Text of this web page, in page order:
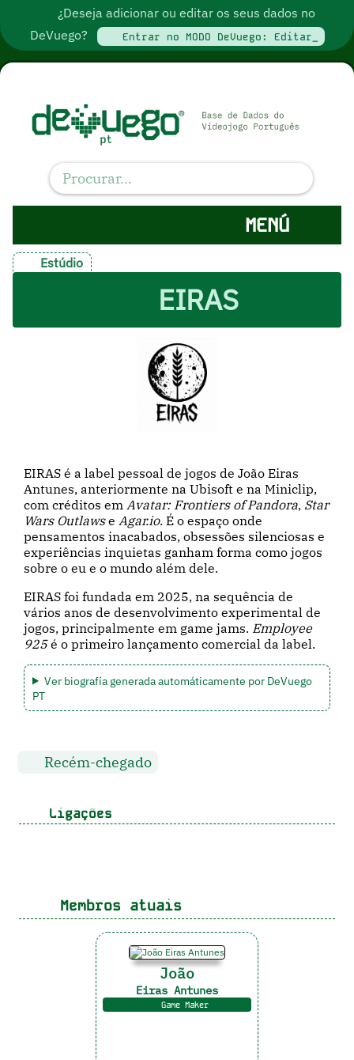
¿Deseja adicionar ou editar os seus dados no
DeVuego?
Entrar no MODO DeVuego: Editar_
MENÚ
Estúdio
EIRAS
EIRAS é a label pessoal de jogos de João Eiras
Antunes, anteriormente na Ubisoft e na Miniclip,
com créditos em Avatar: Frontiers of Pandora, Star
Wars Outlawse Agar.io. É o espaço onde
pensamentos inacabados, obsessões silenciosas e
experiências inquietas ganham forma como jogos
sobre o eu e o mundo além dele.
EIRAS foi fundada em 2025, na sequência de
vários anos de desenvolvimento experimental de
jogos, principalmente em game jams. Employee
925é o primeiro lançamento comercial da label.
Ver biografía generada automáticamente por DeVuego
PT
Recém-chegado
Ligações
Membros atuais
João
Eiras Antunes
Game Maker